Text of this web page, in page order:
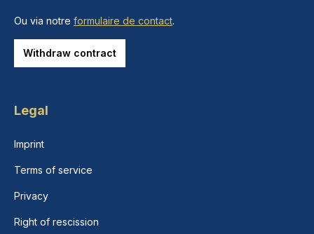
Ou via notre formulaire de contact.
Withdraw contract
Legal
Imprint
Terms of service
Privacy
Right of rescission